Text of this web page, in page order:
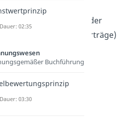
Unternehmen
> Aufwendungen) oder
(Aufwendungen > Erträge)
hat.
02:35
Buchführung
03:30